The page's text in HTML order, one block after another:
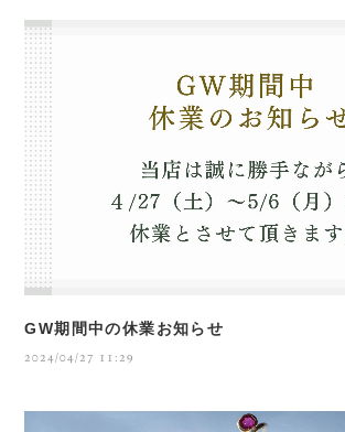
GW期間中の休業お知らせ
2024/04/27 11:29